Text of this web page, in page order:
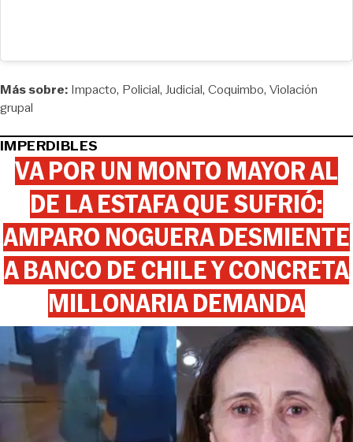
View this post on Instagram
Más sobre: Impacto Policial Judicial Coquimbo Violación
grupal
IMPERDIBLES
VA POR UN MONTO MAYOR AL
DE LA ESTAFA QUE SUFRIÓ:
AMPARO NOGUERA DESMIENTE
A BANCO DE CHILE Y CONCRETA
MILLONARIA DEMANDA